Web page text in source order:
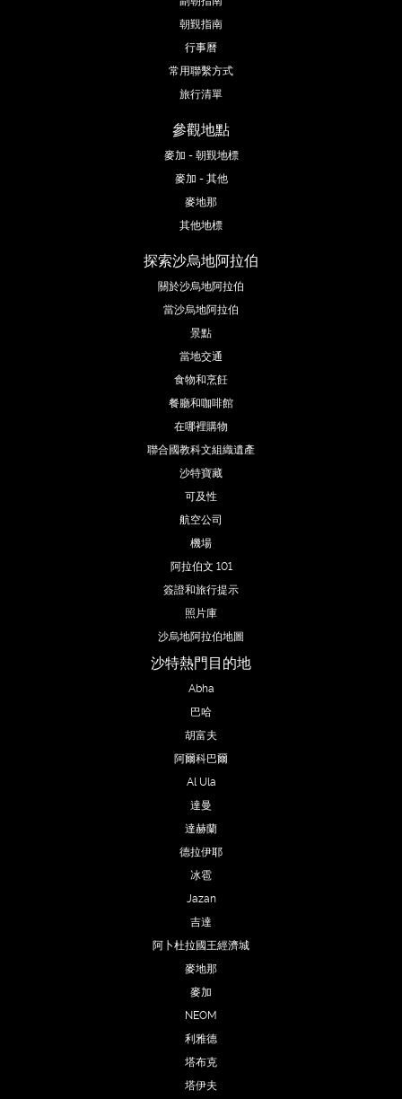
朝覲指南
行事曆
常用聯繫方式
旅行清單
參觀地點
麥加 - 朝覲地標
麥加 - 其他
麥地那
其他地標
探索沙烏地阿拉伯
關於沙烏地阿拉伯
當沙烏地阿拉伯
景點
當地交通
食物和烹飪
餐廳和咖啡館
在哪裡購物
聯合國教科文組織遺產
沙特寶藏
可及性
航空公司
機場
阿拉伯文 101
簽證和旅行提示
照片庫
沙烏地阿拉伯地圖
沙特熱門目的地
Abha
巴哈
胡富夫
阿爾科巴爾
Al Ula
達曼
達赫蘭
德拉伊耶
冰雹
Jazan
吉達
阿卜杜拉國王經濟城
麥地那
麥加
NEOM
利雅德
塔布克
塔伊夫